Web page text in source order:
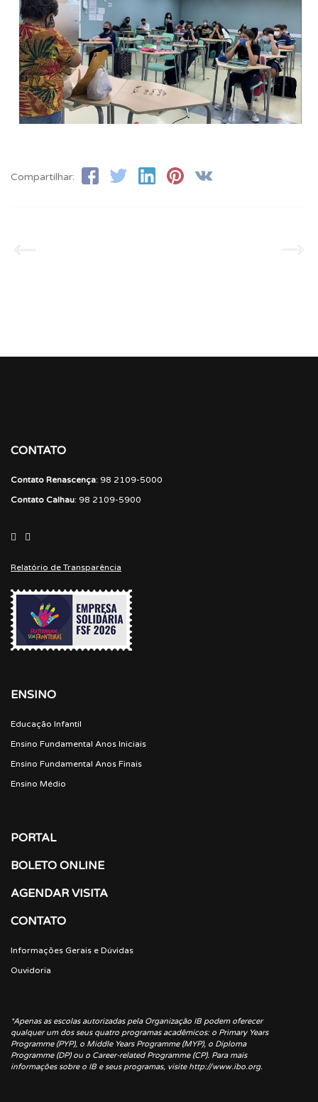
Compartilhar:
CONTATO
Contato Renascença: 98 2109-5000
Contato Calhau: 98 2109-5900
Relatório de Transparência
ENSINO
Educação Infantil
Ensino Fundamental Anos Iniciais
Ensino Fundamental Anos Finais
Ensino Médio
PORTAL
BOLETO ONLINE
AGENDAR VISITA
CONTATO
Informações Gerais e Dúvidas
Ouvidoria
*Apenas as escolas autorizadas pela Organização IB podem oferecer
qualquer um dos seus quatro programas acadêmicos: o Primary Years
Programme (PYP), o Middle Years Programme (MYP), o Diploma
Programme (DP) ou o Career-related Programme (CP). Para mais
informações sobre o IB e seus programas, visite http://www.ibo.org.